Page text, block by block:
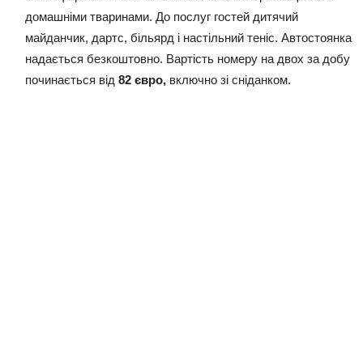
домашніми тваринами. До послуг гостей дитячий
майданчик, дартс, більярд і настільний теніс. Автостоянка
надається безкоштовно. Вартість номеру на двох за добу
починається від 82 євро, включно зі сніданком.